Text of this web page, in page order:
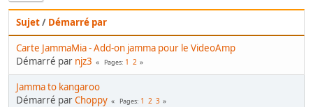
Sujet/ Démarré par
Carte JammaMia - Add-on jamma pour le VideoAmp
Démarré par njz3 Pages 1 2
Jamma to kangaroo
Démarré parChoppy Pages 1 2 3